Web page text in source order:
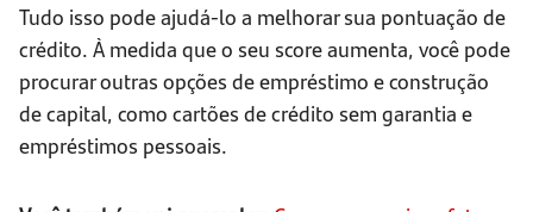
Tudo isso pode ajudá-lo a melhorar sua pontuação de
crédito. À medida que o seu score aumenta, você pode
procurar outras opções de empréstimo e construção
de capital, como cartões de crédito sem garantia e
empréstimos pessoais.